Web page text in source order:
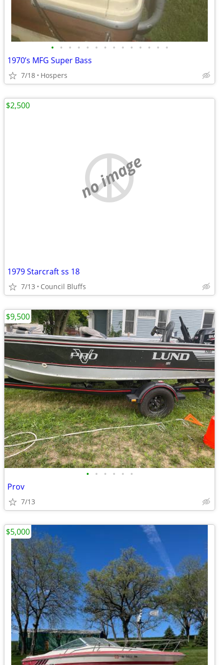
• • • • • • • • • • • • • •
1970’s MFG Super Bass
7/18 Hospers
no image
1979 Starcraft ss 18
7/13 Council Bluffs
$2,500
• • • • • •
Prov
7/13
$9,500
$5,000